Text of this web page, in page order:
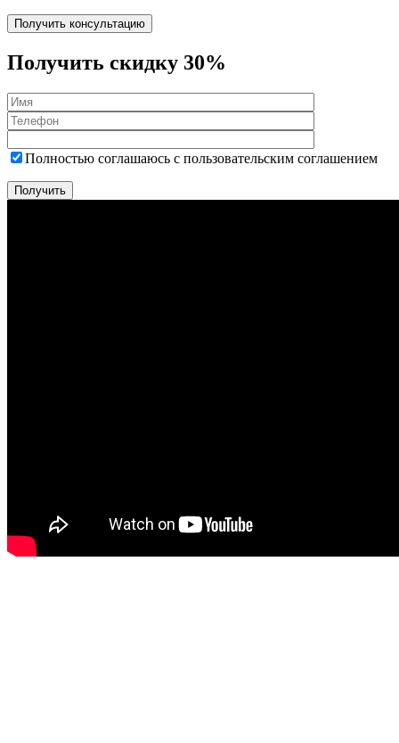
Получить скидку 30%
Полностью соглашаюсь с пользовательским соглашением